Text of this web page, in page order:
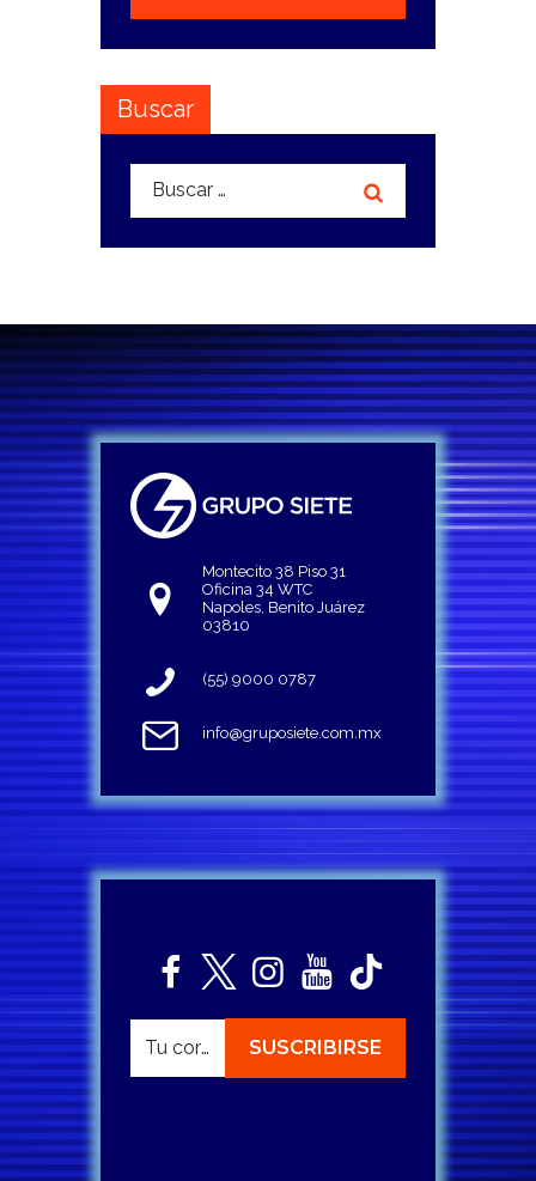
Buscar
Buscar:
Montecito 38 Piso 31
Oficina 34 WTC
Napoles, Benito Juárez
03810
(55) 9000 0787
info@gruposiete.com.mx